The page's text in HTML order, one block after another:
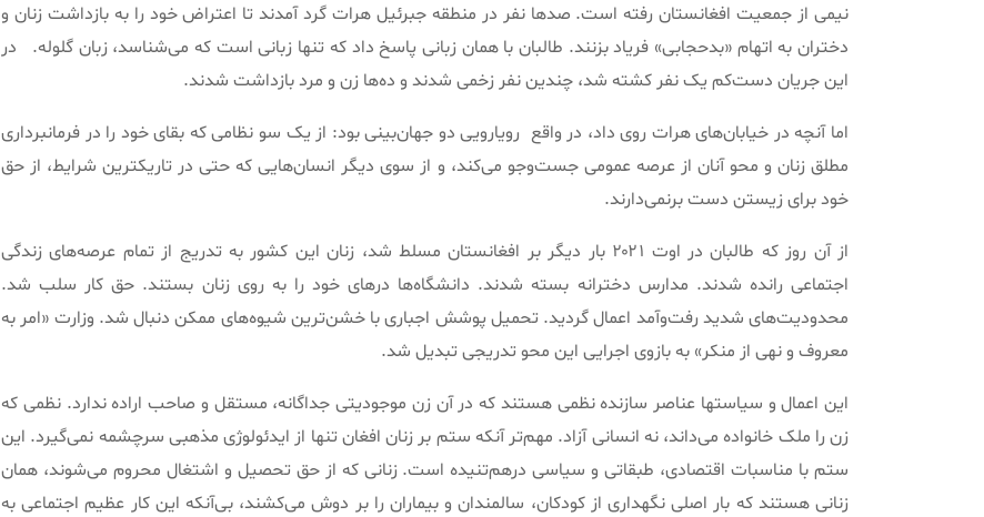
نیمی از جمعیت افغانستان رفته است. صدها نفر در منطقه جبرئیل هرات گرد آمدند تا اعتراض خود را به بازداشت زنان و
دختران به اتهام «بدحجابی» فریاد بزنند. طالبان با همان زبانی پاسخ داد که تنها زبانی است که می‌شناسد، زبان گلوله.
در
این جریان دست‌کم یک نفر کشته شد، چندین نفر زخمی شدند و ده‌ها زن و مرد بازداشت شدند.
اما آنچه در خیابان‌های هرات روی داد، در واقع رویارویی دو جهان‌بینی بود: از یک سو نظامی که بقای خود را در فرمانبرداری
مطلق زنان و محو آنان از عرصه عمومی جست‌وجو می‌کند، و از سوی دیگر انسان‌هایی که حتی در تاریکترین شرایط، از حق
خود برای زیستن دست برنمی‌دارند.
از آن روز که طالبان در اوت ۲۰۲۱ بار دیگر بر افغانستان مسلط شد، زنان این کشور به تدریج از تمام عرصه‌های زندگی
اجتماعی رانده شدند. مدارس دخترانه بسته شدند. دانشگاه‌ها درهای خود را به روی زنان بستند. حق کار سلب شد.
محدودیت‌های شدید رفت‌وآمد اعمال گردید. تحمیل پوشش اجباری با خشن‌ترین شیوه‌های ممکن دنبال شد. وزارت «امر به
معروف و نهی از منکر» به بازوی اجرایی این محو تدریجی تبدیل شد.
این اعمال و سیاستها عناصر سازنده نظمی هستند که در آن زن موجودیتی جداگانه، مستقل و صاحب اراده ندارد. نظمی که
زن را ملک خانواده می‌داند، نه انسانی آزاد. مهم‌تر آنکه ستم بر زنان افغان تنها از ایدئولوژی مذهبی سرچشمه نمی‌گیرد. این
ستم با مناسبات اقتصادی، طبقاتی و سیاسی درهم‌تنیده است. زنانی که از حق تحصیل و اشتغال محروم می‌شوند، همان
زنانی هستند که بار اصلی نگهداری از کودکان، سالمندان و بیماران را بر دوش می‌کشند، بی‌آنکه این کار عظیم اجتماعی به